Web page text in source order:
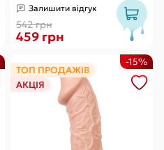
Залишити відгук
542 грн
459 грн
ТОП ПРОДАЖІВ
АКЦІЯ
-15%